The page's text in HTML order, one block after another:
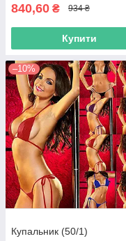
840,60 ₴ 934 ₴
Купити
–10%
Купальник (50/1)